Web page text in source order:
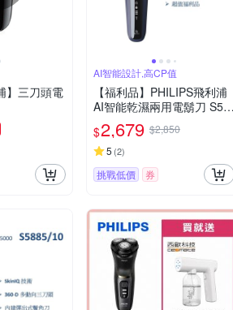
】三刀頭電
AI智能設計,高CP值
【福利品】PHILIPS飛利浦
AI智能乾濕兩用電鬍刀 S55
85/20 (一年保固)
$2,679 $2,850
5 (2)
挑戰低價 券